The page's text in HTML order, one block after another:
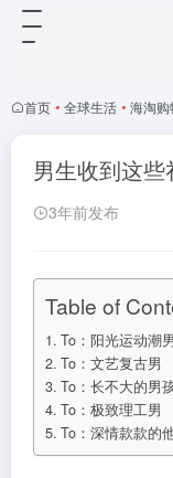
首页 • 全球生活 • 海淘购
男生收到这
3年前发布
Table of
To：阳光运动潮男
To：文艺复古男
To：长不大的男
To：极致理工男
To：深情款款的